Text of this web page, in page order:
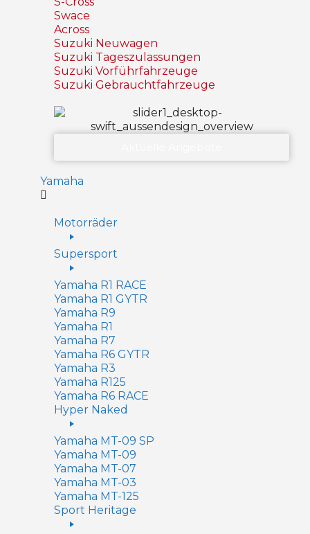
Swace
Across
Suzuki Neuwagen
Suzuki Tageszulassungen
Suzuki Vorführfahrzeuge
Suzuki Gebrauchtfahrzeuge
Yamaha
Motorräder
Supersport
Yamaha R1 RACE
Yamaha R1 GYTR
Yamaha R9
Yamaha R1
Yamaha R7
Yamaha R6 GYTR
Yamaha R3
Yamaha R125
Yamaha R6 RACE
Hyper Naked
Yamaha MT-09 SP
Yamaha MT-09
Yamaha MT-07
Yamaha MT-03
Yamaha MT-125
Sport Heritage